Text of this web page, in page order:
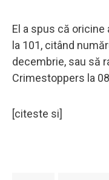
El a spus că
la 101, citând
decembrie, sau să
Crimestoppers la
[citeste si]